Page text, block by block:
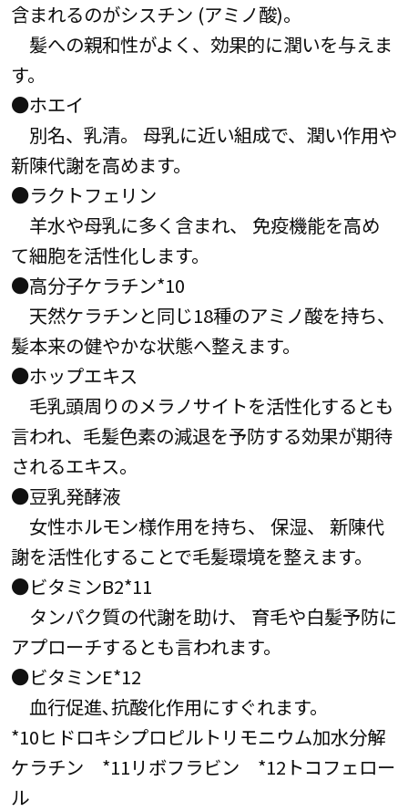
含まれるのがシスチン (アミノ酸)。
髪への親和性がよく、効果的に潤いを与えま
す。
●ホエイ
別名、乳清。 母乳に近い組成で、潤い作用や
新陳代謝を高めます。
●ラクトフェリン
羊水や母乳に多く含まれ、 免疫機能を高め
て細胞を活性化します。
●高分子ケラチン*10
天然ケラチンと同じ18種のアミノ酸を持ち、
髪本来の健やかな状態へ整えます。
●ホップエキス
毛乳頭周りのメラノサイトを活性化するとも
言われ、毛髪色素の減退を予防する効果が期待
されるエキス。
●豆乳発酵液
女性ホルモン様作用を持ち、 保湿、 新陳代
謝を活性化することで毛髪環境を整えます。
●ビタミンB2*11
タンパク質の代謝を助け、 育毛や白髪予防に
アプローチするとも言われます。
●ビタミンE*12
血行促進､抗酸化作用にすぐれます。
*10ヒドロキシプロピルトリモニウム加水分解
ケラチン *11リボフラビン *12トコフェロー
ル